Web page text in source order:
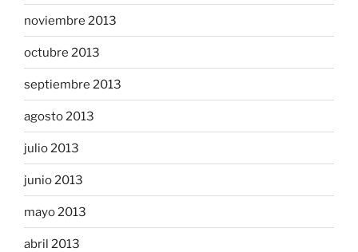
noviembre 2013
octubre 2013
septiembre 2013
agosto 2013
julio 2013
junio 2013
mayo 2013
abril 2013